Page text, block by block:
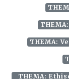
THEMA:
THEMA: